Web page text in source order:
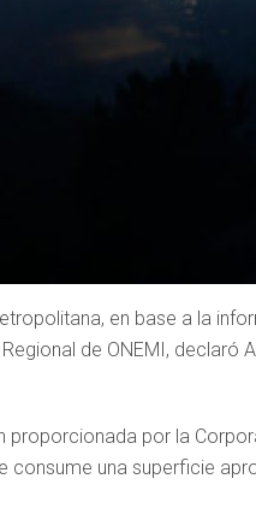
en base a la
de ONEMI, declaró
por la
consume una superficie